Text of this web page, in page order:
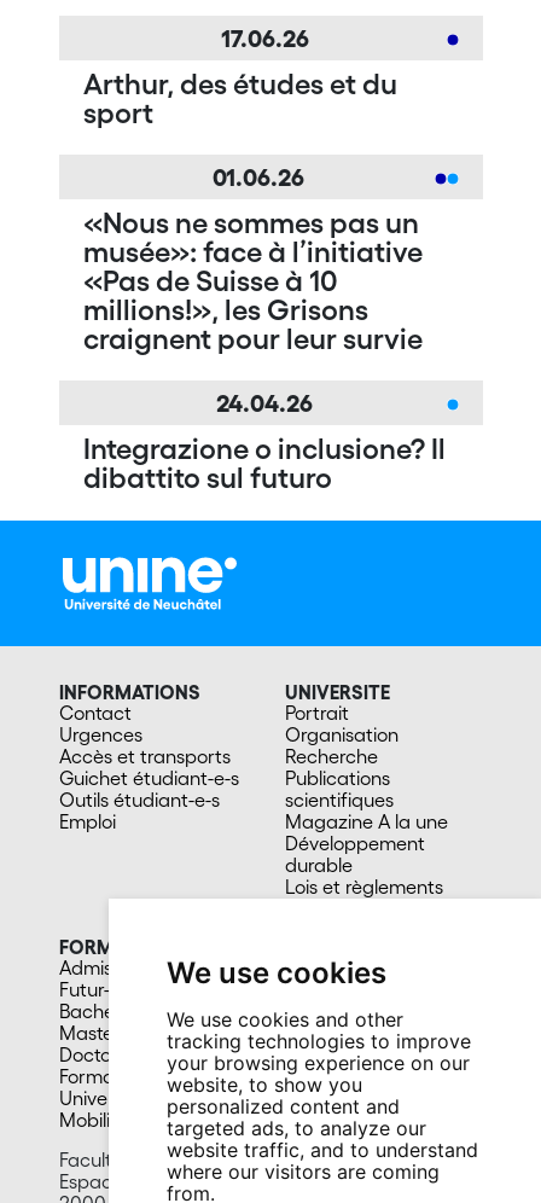
We use cookies
We use cookies and other
tracking technologies to improve
your browsing experience on our
website, to show you
personalized content and
targeted ads, to analyze our
website traffic, and to understand
where our visitors are coming
from.
17.06.26
Arthur, des études et du
sport
01.06.26
«Nous ne sommes pas un
musée»: face à l’initiative
«Pas de Suisse à 10
millions!», les Grisons
craignent pour leur survie
24.04.26
Integrazione o inclusione? Il
dibattito sul futuro
INFORMATIONS
Contact
Urgences
Accès et transports
Guichet étudiant-e-s
Outils étudiant-e-s
Emploi
UNIVERSITE
Portrait
Organisation
Recherche
Publications
scientifiques
Magazine A la une
Développement
durable
Lois et règlements
FORMATION
Admission
Futur-e étudiant-e
Bachelors
Masters
Doctorat
Formation continue
Université du 3e âge
Mobilité
Bibliothèques
Culture et vie sociale
Sports
Santé
Cafétérias
En images
Faculty of Humanities
Espace Tilo-Frey 1